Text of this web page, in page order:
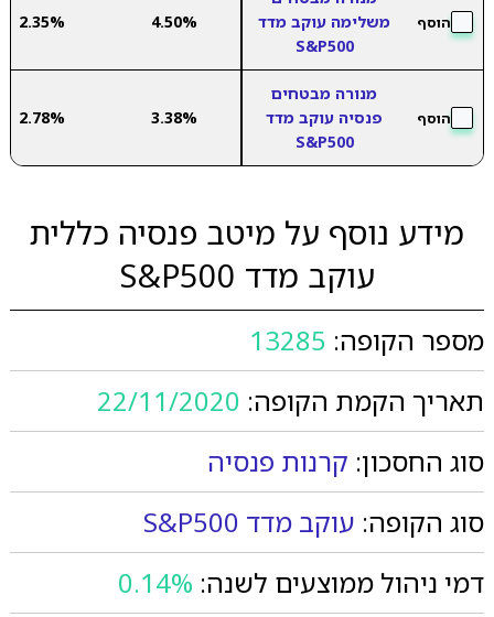
הוסף
משלימה עוקב מדד
S&P500
4.50%
2.35%
הוסף
מנורה מבטחים
פנסיה עוקב מדד
S&P500
3.38%
2.78%
מידע נוסף על מיטב פנסיה כללית
עוקב מדד S&P500
מספר הקופה: 13285
תאריך הקמת הקופה: 22/11/2020
סוג החסכון: קרנות פנסיה
סוג הקופה: עוקב מדד S&P500
דמי ניהול ממוצעים לשנה: 0.14%